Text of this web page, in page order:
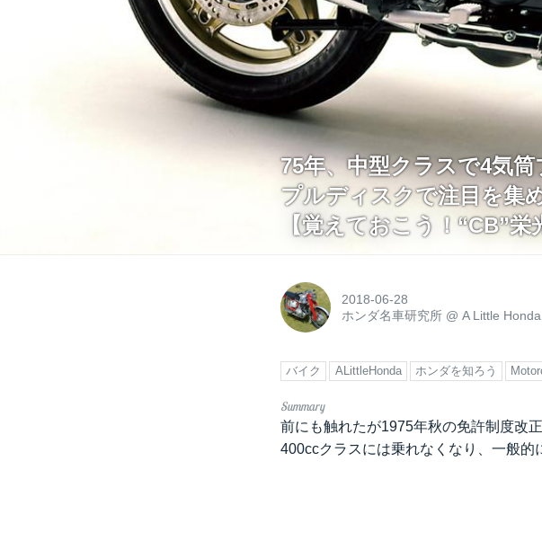
75年、中型クラスで4気
プルディスクで注目を集め
【覚えておこう！“CB”栄
2018-06-28
ホンダ名車研究所 @A Little
バイク ALittleHonda ホンダを知ろう
前にも触れたが1975年秋の免許制度改
400ccクラスには乗れなくなり、一般的